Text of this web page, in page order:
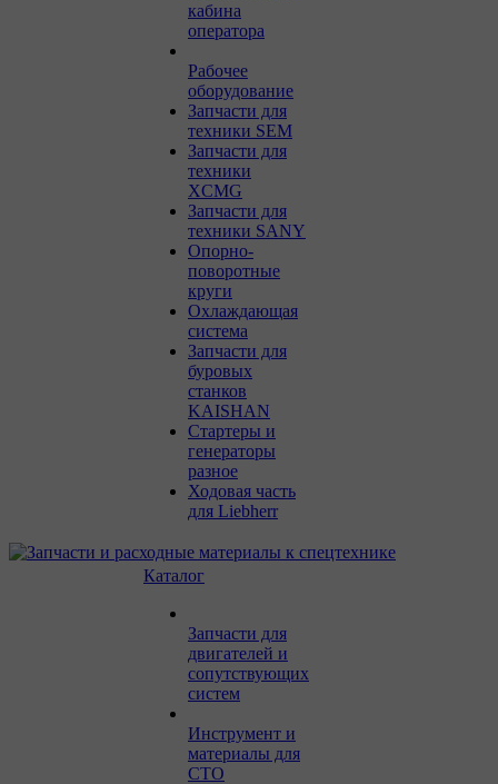
кабина
оператора
Рабочее
оборудование
Запчасти для
техники SEM
Запчасти для
техники
XCMG
Запчасти для
техники SANY
Опорно-
поворотные
круги
Охлаждающая
система
Запчасти для
буровых
станков
KAISHAN
Стартеры и
генераторы
разное
Ходовая часть
для Liebherr
Каталог
Запчасти для
двигателей и
сопутствующих
систем
Инструмент и
материалы для
СТО